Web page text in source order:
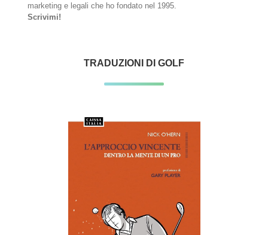
marketing e legali che ho fondato nel 1995.
Scrivimi!
TRADUZIONI DI GOLF